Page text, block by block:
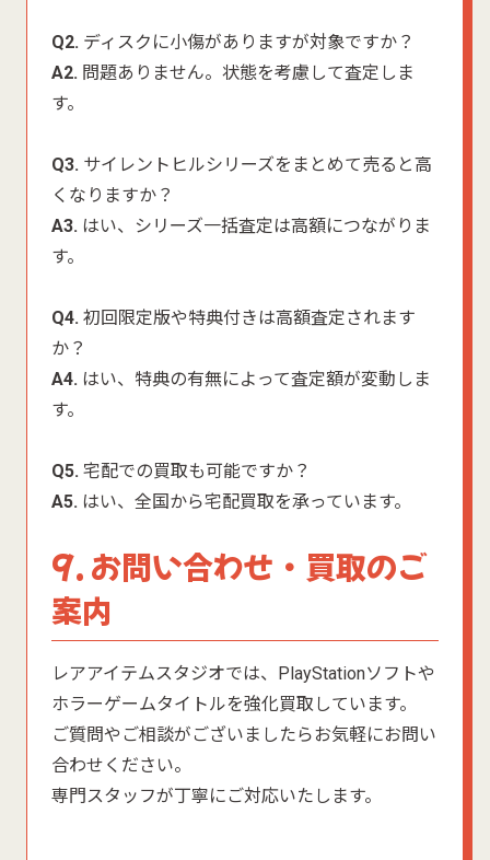
Q2. ディスクに小傷がありますが対象ですか？
A2. 問題ありません。状態を考慮して査定しま
す。
Q3. サイレントヒルシリーズをまとめて売ると高
くなりますか？
A3. はい、シリーズ一括査定は高額につながりま
す。
Q4. 初回限定版や特典付きは高額査定されます
か？
A4. はい、特典の有無によって査定額が変動しま
す。
Q5. 宅配での買取も可能ですか？
A5. はい、全国から宅配買取を承っています。
9. お問い合わせ・買取のご
案内
レアアイテムスタジオでは、PlayStationソフトや
ホラーゲームタイトルを強化買取しています。
ご質問やご相談がございましたらお気軽にお問い
合わせください。
専門スタッフが丁寧にご対応いたします。